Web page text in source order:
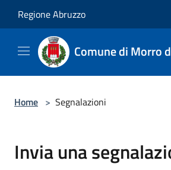
Regione Abruzzo
Comune di Morro
Home > Segnalazioni
Invia una